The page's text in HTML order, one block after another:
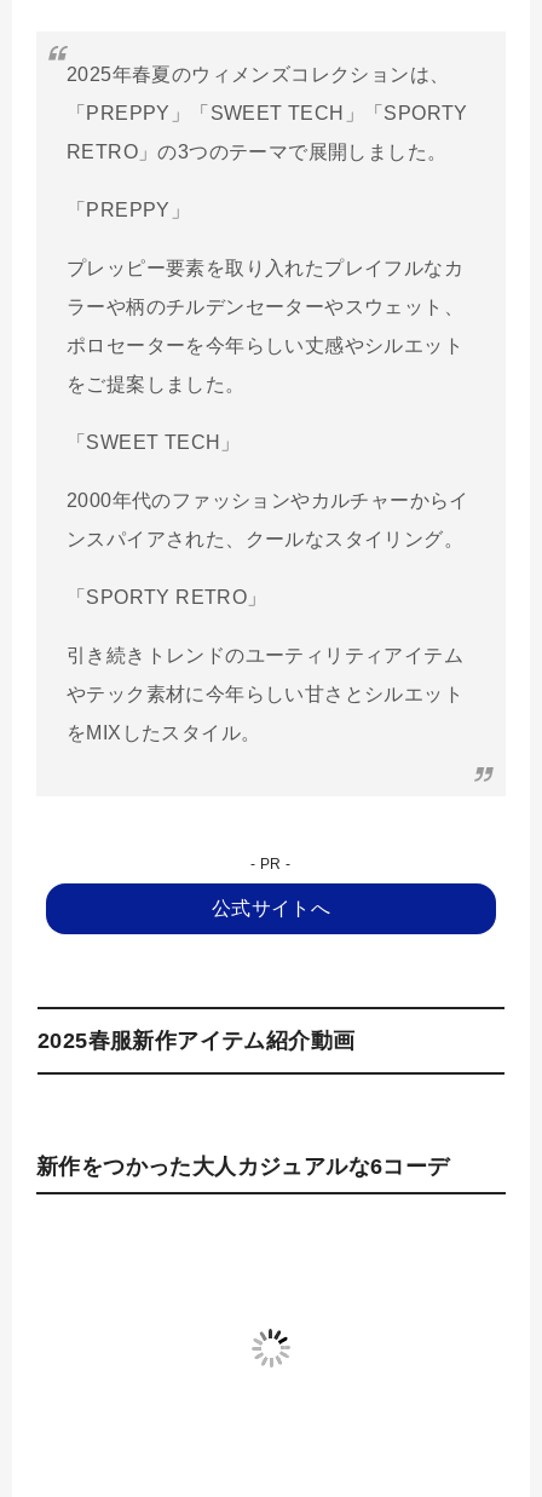
2025年春夏のウィメンズコレクションは、
「PREPPY」「SWEET TECH」「SPORTY
RETRO」の3つのテーマで展開しました。
「PREPPY」
プレッピー要素を取り入れたプレイフルなカ
ラーや柄のチルデンセーターやスウェット、
ポロセーターを今年らしい丈感やシルエット
をご提案しました。
「SWEET TECH」
2000年代のファッションやカルチャーからイ
ンスパイアされた、クールなスタイリング。
「SPORTY RETRO」
引き続きトレンドのユーティリティアイテム
やテック素材に今年らしい甘さとシルエット
をMIXしたスタイル。
公式サイトへ
2025春服新作アイテム紹介動画
新作をつかった大人カジュアルな6コーデ